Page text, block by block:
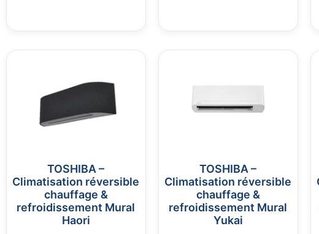
TOSHIBA –
Climatisation réversible
chauffage &
refroidissement Mural
Haori
TOSHIBA –
Climatisation réversible
chauffage &
refroidissement Mural
Yukai